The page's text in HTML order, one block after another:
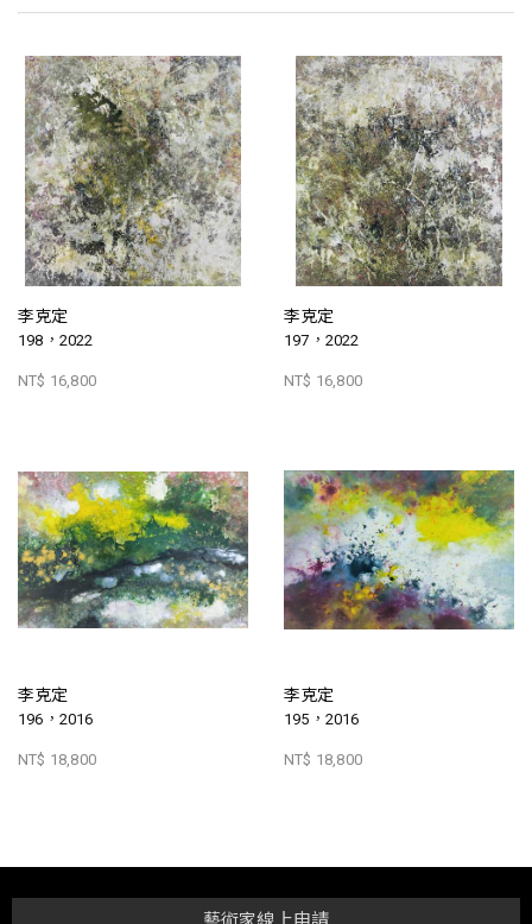
李克定
198，2022
NT$ 16,800
李克定
197，2022
NT$ 16,800
李克定
196，2016
NT$ 18,800
李克定
195，2016
NT$ 18,800